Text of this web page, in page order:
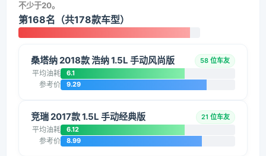
不少于20。
第168名（共178款车型）
桑塔纳 2018款 浩纳 1.5L 手动风尚版 58 位车友
平均油耗 6.1
参考价 9.29
竞瑞 2017款 1.5L 手动经典版 21 位车友
平均油耗 6.12
参考价 8.99